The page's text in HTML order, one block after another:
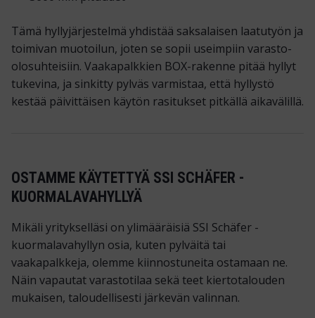
Tämä hyllyjärjestelmä yhdistää saksalaisen laatutyön ja
toimivan muotoilun, joten se sopii useimpiin varasto-
olosuhteisiin. Vaakapalkkien BOX-rakenne pitää hyllyt
tukevina, ja sinkitty pylväs varmistaa, että hyllystö
kestää päivittäisen käytön rasitukset pitkällä aikavälillä.
OSTAMME KÄYTETTYÄ SSI SCHÄFER -
KUORMALAVAHYLLYÄ
Mikäli yritykselläsi on ylimääräisiä SSI Schäfer -
kuormalavahyllyn osia, kuten pylväitä tai
vaakapalkkeja, olemme kiinnostuneita ostamaan ne.
Näin vapautat varastotilaa sekä teet kiertotalouden
mukaisen, taloudellisesti järkevän valinnan.